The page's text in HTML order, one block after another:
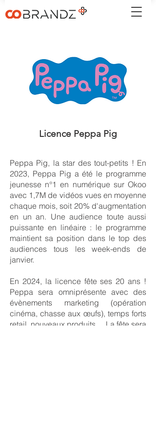
Licence Peppa Pig
Peppa Pig, la star des tout-petits ! En
2023, Peppa Pig a été le programme
jeunesse n°1 en numérique sur Okoo
avec 1,7M de vidéos vues en moyenne
chaque mois, soit 20% d'augmentation
en un an. Une audience toute aussi
puissante en linéaire : le programme
maintient sa position dans le top des
audiences tous les week-ends de
janvier.
En 2024, la licence fête ses 20 ans !
Peppa sera omniprésente avec des
évènements marketing (opération
cinéma, chasse aux œufs), temps forts
retail, nouveaux produits… La fête sera